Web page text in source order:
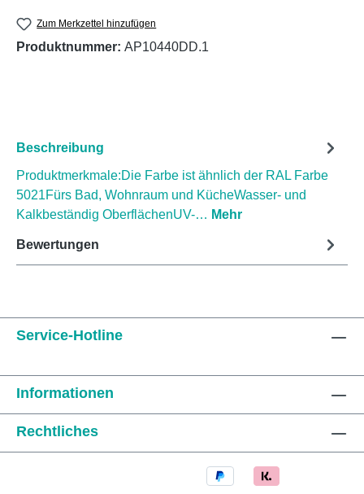
Zum Merkzettel hinzufügen
Produktnummer: AP10440DD.1
Beschreibung
Produktmerkmale:Die Farbe ist ähnlich der RAL Farbe
5021Fürs Bad, Wohnraum und KücheWasser- und
Kalkbeständig OberflächenUV-… Mehr
Bewertungen
Service-Hotline
Informationen
Rechtliches